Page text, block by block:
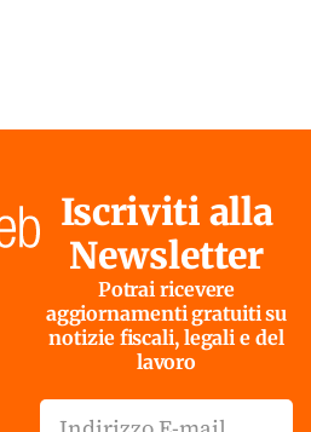
Iscriviti alla
Newsletter
Potrai ricevere
aggiornamenti gratuiti su
notizie fiscali, legali e del
lavoro